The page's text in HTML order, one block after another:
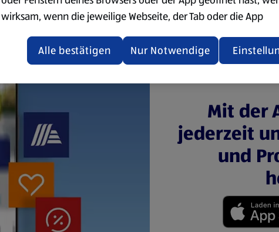
Mit der
jederzeit
und
wirksam, wenn die jeweilige Webseite, der Tab oder die App
aktualisiert oder geschlossen und anschließend wieder geöffnet
Datenschutzerklärung zur Verfügung.
Übersicht der Webseitenbetreiber und Datenschutzerklärungen
Nur Notwendige
Alle bestätigen